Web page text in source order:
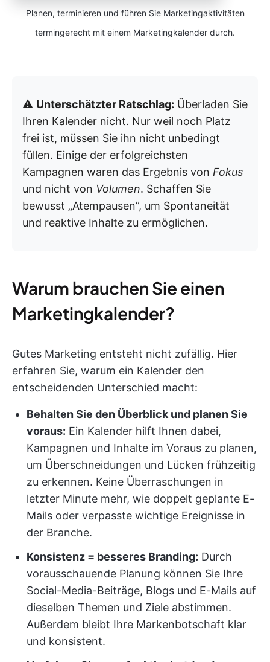
Planen, terminieren und führen Sie Marketingaktivitäten
termingerecht mit einem Marketingkalender durch.
⚠️ Unterschätzter Ratschlag: Überladen Sie
Ihren Kalender nicht. Nur weil noch Platz
frei ist, müssen Sie ihn nicht unbedingt
füllen. Einige der erfolgreichsten
Kampagnen waren das Ergebnis von Fokus
und nicht von Volumen. Schaffen Sie
bewusst „Atempausen”, um Spontaneität
und reaktive Inhalte zu ermöglichen.
Warum brauchen Sie einen
Marketingkalender?
Gutes Marketing entsteht nicht zufällig. Hier
erfahren Sie, warum ein Kalender den
entscheidenden Unterschied macht:
Behalten Sie den Überblick und planen Sie
voraus: Ein Kalender hilft Ihnen dabei,
Kampagnen und Inhalte im Voraus zu planen,
um Überschneidungen und Lücken frühzeitig
zu erkennen. Keine Überraschungen in
letzter Minute mehr, wie doppelt geplante E-
Mails oder verpasste wichtige Ereignisse in
der Branche.
Konsistenz = besseres Branding: Durch
vorausschauende Planung können Sie Ihre
Social-Media-Beiträge, Blogs und E-Mails auf
dieselben Themen und Ziele abstimmen.
Außerdem bleibt Ihre Markenbotschaft klar
und konsistent.